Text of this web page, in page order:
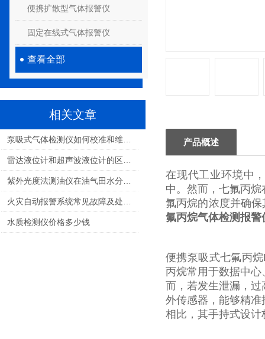
便携扩散型气体报警仪
固定在线式气体报警仪
查看全部
相关文章
水质检测仪价格多少钱
产品概述
在现代工业环境中
中。然而，七氟丙
氟丙烷的浓度并确
氟丙烷气体检测报警
便携泵吸式七氟丙
丙烷常用于数据中
而，若发生泄漏，
外传感器，能够精
相比，其手持式设